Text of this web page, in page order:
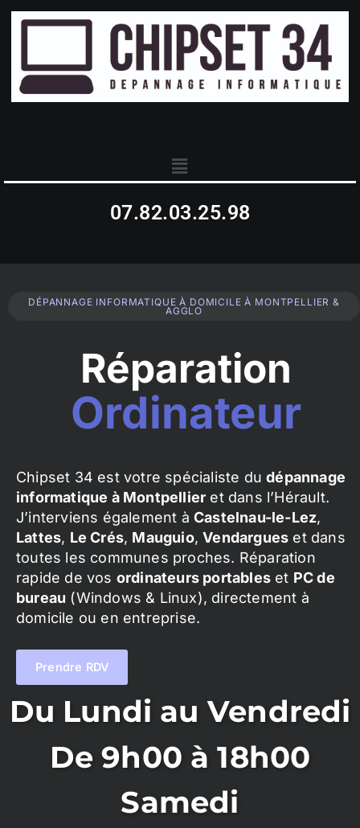
07.82.03.25.98
DÉPANNAGE INFORMATIQUE À DOMICILE À MONTPELLIER &
AGGLO
Réparation
Ordinateur
Chipset 34 est votre spécialiste dudépannage
informatique à Montpellier et dans l’Hérault.
J’interviens également à Castelnau-le-Lez,
Lattes, Le Crés, Mauguio,Vendargues et dans
toutes les communes proches. Réparation
rapide de vos ordinateurs portables et PC de
bureau (Windows & Linux), directement à
domicile ou en entreprise.
Prendre RDV
Du Lundi au Vendredi
De 9h00 à 18h00
Samedi